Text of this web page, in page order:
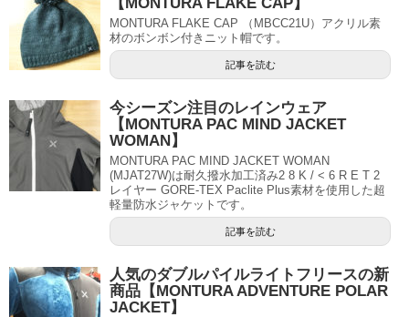
MONTURA FLAKE CAP （MBCC21U）アクリル素
材のボンボン付きニット帽です。
記事を読む
今シーズン注目のレインウェア
【MONTURA PAC MIND JACKET
WOMAN】
MONTURA PAC MIND JACKET WOMAN
(MJAT27W)は耐久撥水加工済み2 8 K / < 6 R E T 2
レイヤー GORE-TEX Paclite Plus素材を使用した超
軽量防水ジャケットです。
記事を読む
人気のダブルパイルライトフリースの新
商品【MONTURA ADVENTURE POLAR
JACKET】